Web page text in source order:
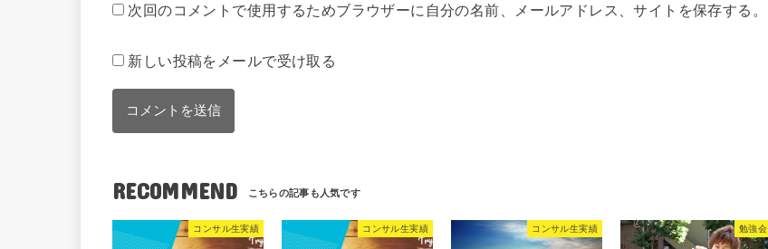
次回のコメントで使用するためブラウザーに自分の名前、メールアドレス、サイトを保存する。
新しい投稿をメールで受け取る
RECOMMEND
コンサル生実績 コンサル生実績 コンサル生実績 勉強会